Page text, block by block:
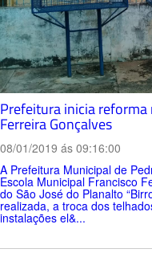
Prefeitura inicia reforma
Ferreira Gonçalves
08/01/2019 ás 09:16:00
A Prefeitura Municipal de
Escola Municipal Francisco
do São José do Planalto
realizada, a troca dos
instalações el&...